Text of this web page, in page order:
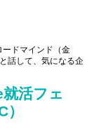
ードマインド（金
話して、気になる企
活フェ